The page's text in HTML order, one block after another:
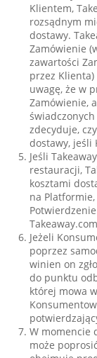
Klientem,
rozsądnym
dostawy.
Zamówienie
zawartości
przez
uwagę, że w
Zamówienie,
zdecyduje,
dostawy, jeśli
Jeśli
restauracji,
kosztami
na
Jeżeli
poprzez
winien on
do punktu
której mowa
W momencie
może